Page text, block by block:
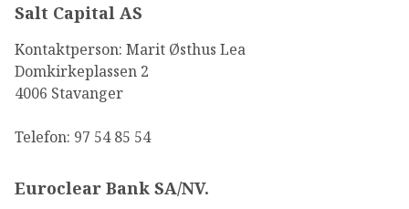
Salt Capital AS
Kontaktperson: Marit Østhus Lea
Domkirkeplassen 2
4006 Stavanger
Telefon: 97 54 85 54
Euroclear Bank SA/NV.